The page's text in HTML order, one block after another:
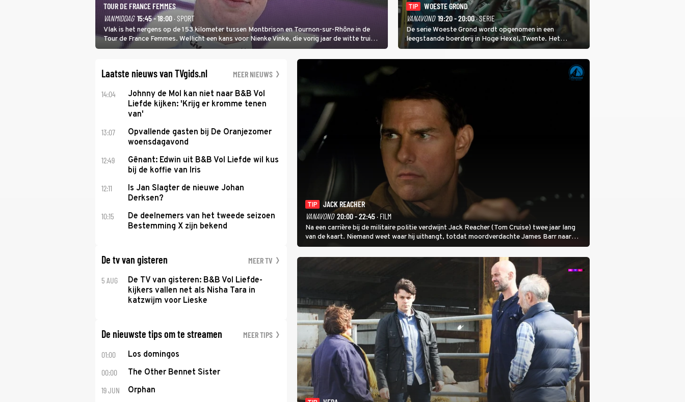
TOUR DE FRANCE FEMMES
VANMIDDAG 15:45 - 18:00 · SPORT
Vlak is het nergens op de 153 kilometer tussen Montbrison en Tournon-sur-Rhône in de
Tour de France Femmes. Wellicht een kans voor Nienke Vinke, die vorig jaar de witte trui
won.
TIP
WOESTE GROND
VANAVOND 19:20 - 20:00· SERIE
De serie Woeste Grond wordt opgenomen in een
leegstaande boerderij in Hoge Hexel, Twente. Het
melkveebedrijf met 160 koeien moest sluiten, omdat het
dicht bij een Natura 2000-gebied ligt. In de serie heerst er
Laatste nieuws van TVgids.nl MEER NIEUWS
14:04
Johnny de Mol kan niet naar B&B Vol
Liefde kijken: 'Krijg er kromme tenen
van'
13:07
Opvallende gasten bij De Oranjezomer
woensdagavond
12:49
Gênant: Edwin uit B&B Vol Liefde wil kus
bij de koffie van Iris
12:11
Is Jan Slagter de nieuwe Johan
Derksen?
10:15
De deelnemers van het tweede seizoen
Bestemming X zijn bekend
De tv van gisteren MEER TV
5 AUG
De TV van gisteren: B&B Vol Liefde-
kijkers vallen net als Nisha Tara in
katzwijm voor Lieske
De nieuwste tips om te streamen MEER TIPS
01:00 Los domingos
00:00 The Other Bennet Sister
19 JUN Orphan
TIP
JACK REACHER
VANAVOND 20:00 - 22:45· FILM
Na een carrière bij de militaire politie verdwijnt Jack Reacher (Tom Cruise) twee jaar lang
van de kaart. Niemand weet waar hij uithangt, totdat moordverdachte James Barr naar
hem vraagt.